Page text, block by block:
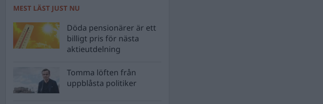
MEST LÄST JUST NU
Döda pensionärer är ett
billigt pris för nästa
aktieutdelning
Tomma löften från
uppblåsta politiker